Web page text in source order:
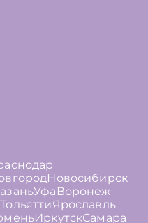
Новосибирск
Уфа Воронеж
ТольяттиЯрославль
ИркутскСамара